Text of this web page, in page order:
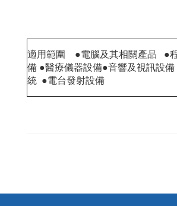
適用範圍 ●電腦及其相關產品 ●
備 ●醫療儀器設備●音響及視訊設備
統 ●電台發射設備